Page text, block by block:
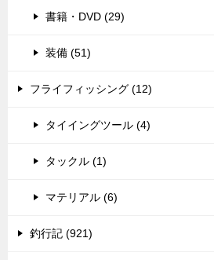
書籍・DVD (29)
装備 (51)
フライフィッシング (12)
タイイングツール (4)
タックル (1)
マテリアル (6)
釣行記 (921)